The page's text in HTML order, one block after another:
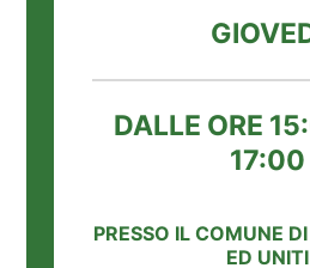
DALLE ORE
17:00
PRESSO IL COMUNE
ED UNITI